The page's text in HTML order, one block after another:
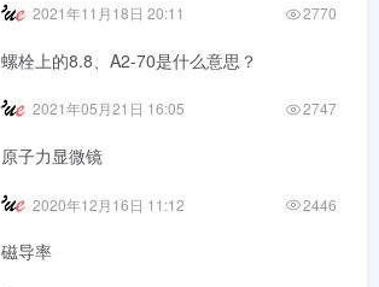
2021年11月18日 20:11 2770
螺栓上的8.8、A2-70是什么意思？
2021年05月21日 16:05 2747
原子力显微镜
2020年12月16日 11:12 2446
磁导率